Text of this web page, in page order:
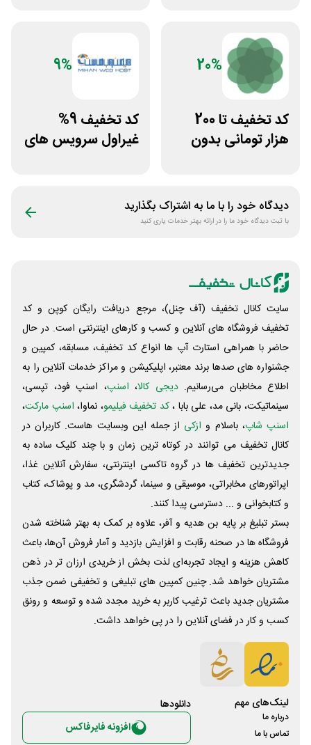
20%
کد تخفیف تا 200
هزار تومانی بدون
9%
کد تخفیف 9%
غیراول سرویس های
دیدگاه خود را با ما به اشتراک بگذارید
با ثبت دیدگاه خود ما را در ارائه بهتر خدمات یاری کنید
سایت کانال تخفیف (آف چنل)، مرجع دریافت رایگان کوپن و کد
تخفیف فروشگاه های آنلاین و کسب و‌ کارهای اینترنتی است. در حال
حاضر با همراهی استارت آپ ها انواع کد تخفیف، مسابقه، کمپین و
جشنواره های صدها برند معتبر، اپلیکیشن و مراکز خدمات آنلاین را به
اطلاع مخاطبان می‌رسانیم. دیجی کالا، اسنپ، اسنپ فود، تپسی،
سینماتیکت، بانی مد، علی‌ بابا ،کد تخفیف فیلیمو، نماوا، اسنپ مارکت،
اسنپ شاپ، باسلام و ازکی از جمله این وبسایت ‌هاست. کاربران در
کانال تخفیف می توانند در کوتاه ترین زمان و با چند کلیک ساده به
جدیدترین تخفیف ها در گروه تاکسی اینترنتی، سفارش آنلاین غذا،
اپراتورهای مخابراتی، موسیقی و سینما، گردشگری، مد و پوشاک، کتاب
و کتابخوانی و ... دسترسی پیدا کنند.
بستر تبلیغ بر پایه بن هدیه و آفر، علاوه بر کمک به بهتر شناخته شدن
فروشگاه ها در صحنه رقابت و افزایش بازدید و آمار فروش آن‌ها، باعث
کاهش هزینه و ایجاد تجربه‌ای لذت بخش از خریدی ارزان تر در ذهن
مشتریان خواهد شد. چنین کمپین های تبلیغی و تخفیفی ضمن جذب
مشتریان جدید باعث ترغیب کاربر به خرید مجدد شده و توسعه و رونق
کسب و کار در فضای آنلاین را در پی خواهد داشت.
لینک‌های مهم
درباره ما
تماس با ما
دانلود‌ها
افزونه فایرفاکس